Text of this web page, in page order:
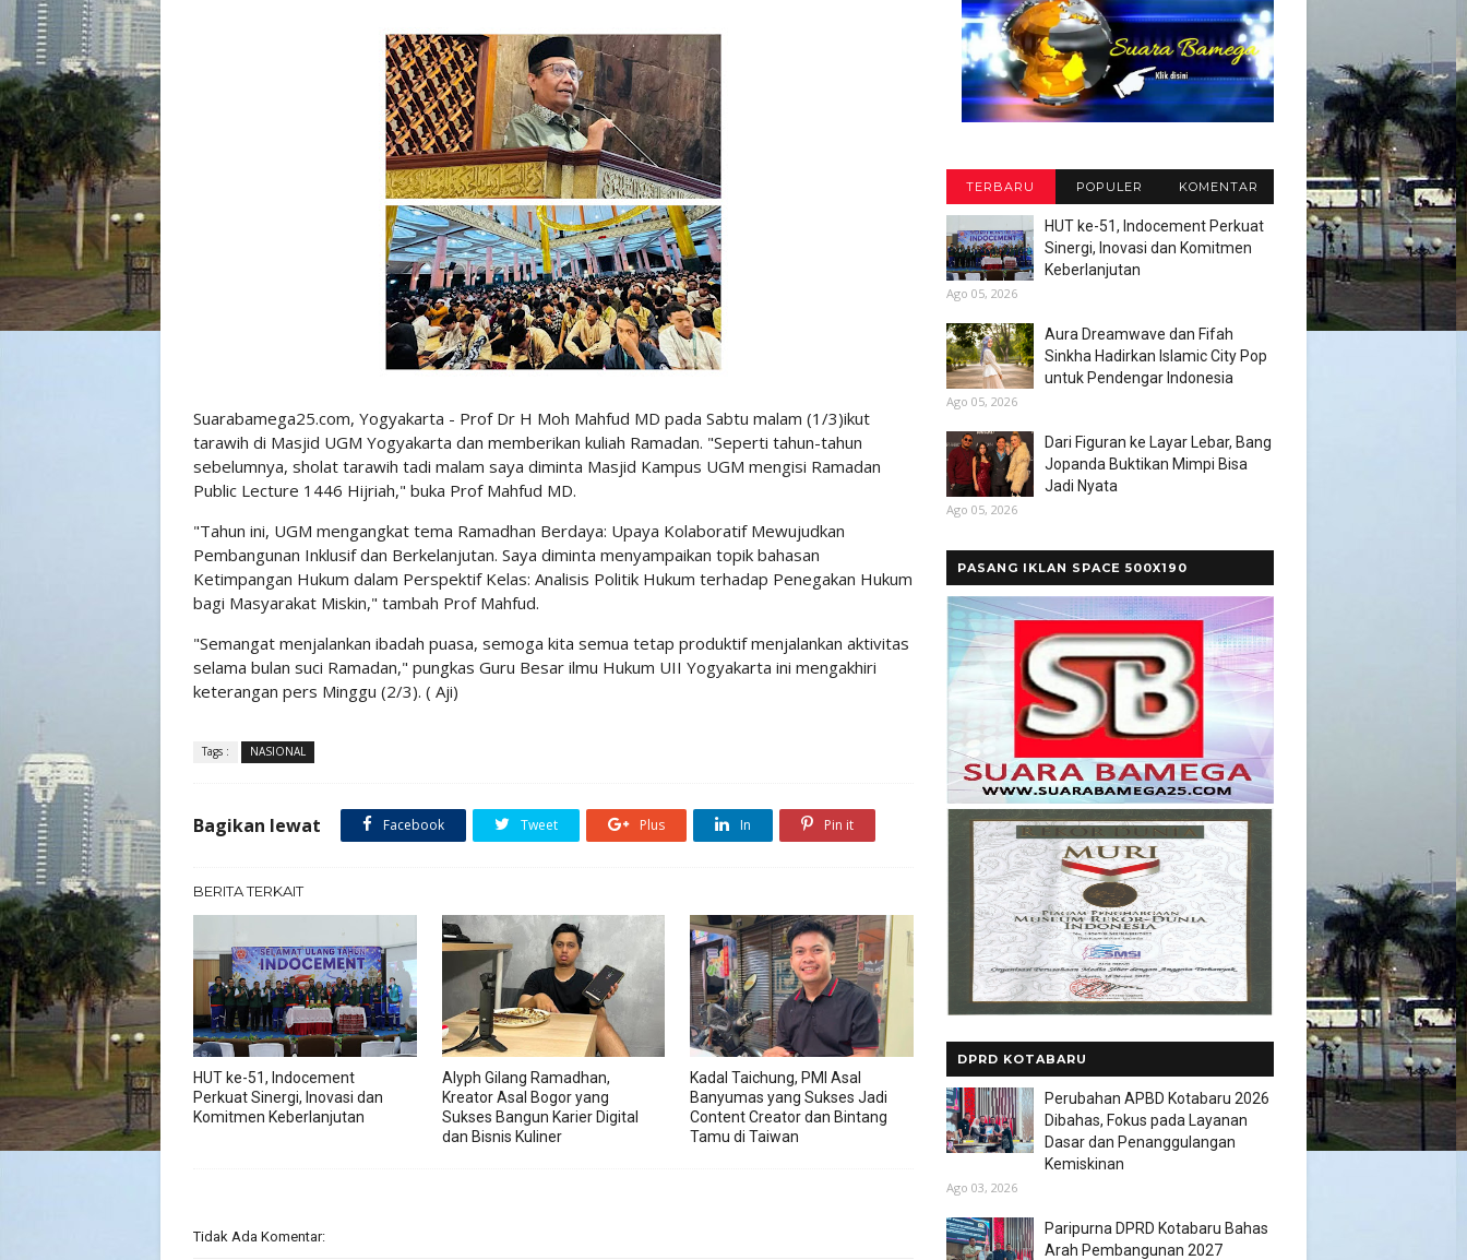
Suarabamega25.com, Yogyakarta - Prof Dr H Moh Mahfud MD pada Sabtu malam (1/3)ikut
tarawih di Masjid UGM Yogyakarta dan memberikan kuliah Ramadan. "Seperti tahun-tahun
sebelumnya, sholat tarawih tadi malam saya diminta Masjid Kampus UGM mengisi Ramadan
Public Lecture 1446 Hijriah," buka Prof Mahfud MD.
"Tahun ini, UGM mengangkat tema Ramadhan Berdaya: Upaya Kolaboratif Mewujudkan
Pembangunan Inklusif dan Berkelanjutan. Saya diminta menyampaikan topik bahasan
Ketimpangan Hukum dalam Perspektif Kelas: Analisis Politik Hukum terhadap Penegakan Hukum
bagi Masyarakat Miskin," tambah Prof Mahfud.
"Semangat menjalankan ibadah puasa, semoga kita semua tetap produktif menjalankan aktivitas
selama bulan suci Ramadan," pungkas Guru Besar ilmu Hukum UII Yogyakarta ini mengakhiri
keterangan pers Minggu (2/3). ( Aji)
Tags : NASIONAL
Bagikan lewat Facebook Tweet Plus In Pin it
BERITA TERKAIT
HUT ke-51, Indocement
Perkuat Sinergi, Inovasi dan
Komitmen Keberlanjutan
Alyph Gilang Ramadhan,
Kreator Asal Bogor yang
Sukses Bangun Karier Digital
dan Bisnis Kuliner
Kadal Taichung, PMI Asal
Banyumas yang Sukses Jadi
Content Creator dan Bintang
Tamu di Taiwan
Tidak Ada Komentar:
TERBARU POPULER KOMENTAR
HUT ke-51, Indocement Perkuat
Sinergi, Inovasi dan Komitmen
Keberlanjutan
Ago 05, 2026
Aura Dreamwave dan Fifah
Sinkha Hadirkan Islamic City Pop
untuk Pendengar Indonesia
Ago 05, 2026
Dari Figuran ke Layar Lebar, Bang
Jopanda Buktikan Mimpi Bisa
Jadi Nyata
Ago 05, 2026
PASANG IKLAN SPACE 500X190
DPRD KOTABARU
Perubahan APBD Kotabaru 2026
Dibahas, Fokus pada Layanan
Dasar dan Penanggulangan
Kemiskinan
Ago 03, 2026
Paripurna DPRD Kotabaru Bahas
Arah Pembangunan 2027